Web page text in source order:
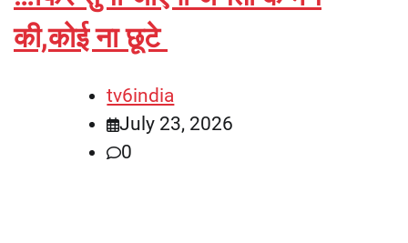
की,कोई ना छूटे
tv6india
July 23, 2026
0